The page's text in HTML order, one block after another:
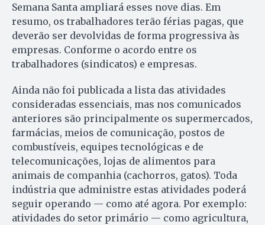
Semana Santa ampliará esses nove dias. Em
resumo, os trabalhadores terão férias pagas, que
deverão ser devolvidas de forma progressiva às
empresas. Conforme o acordo entre os
trabalhadores (sindicatos) e empresas.
Ainda não foi publicada a lista das atividades
consideradas essenciais, mas nos comunicados
anteriores são principalmente os supermercados,
farmácias, meios de comunicação, postos de
combustíveis, equipes tecnológicas e de
telecomunicações, lojas de alimentos para
animais de companhia (cachorros, gatos). Toda
indústria que administre estas atividades poderá
seguir operando — como até agora. Por exemplo:
atividades do setor primário — como agricultura,